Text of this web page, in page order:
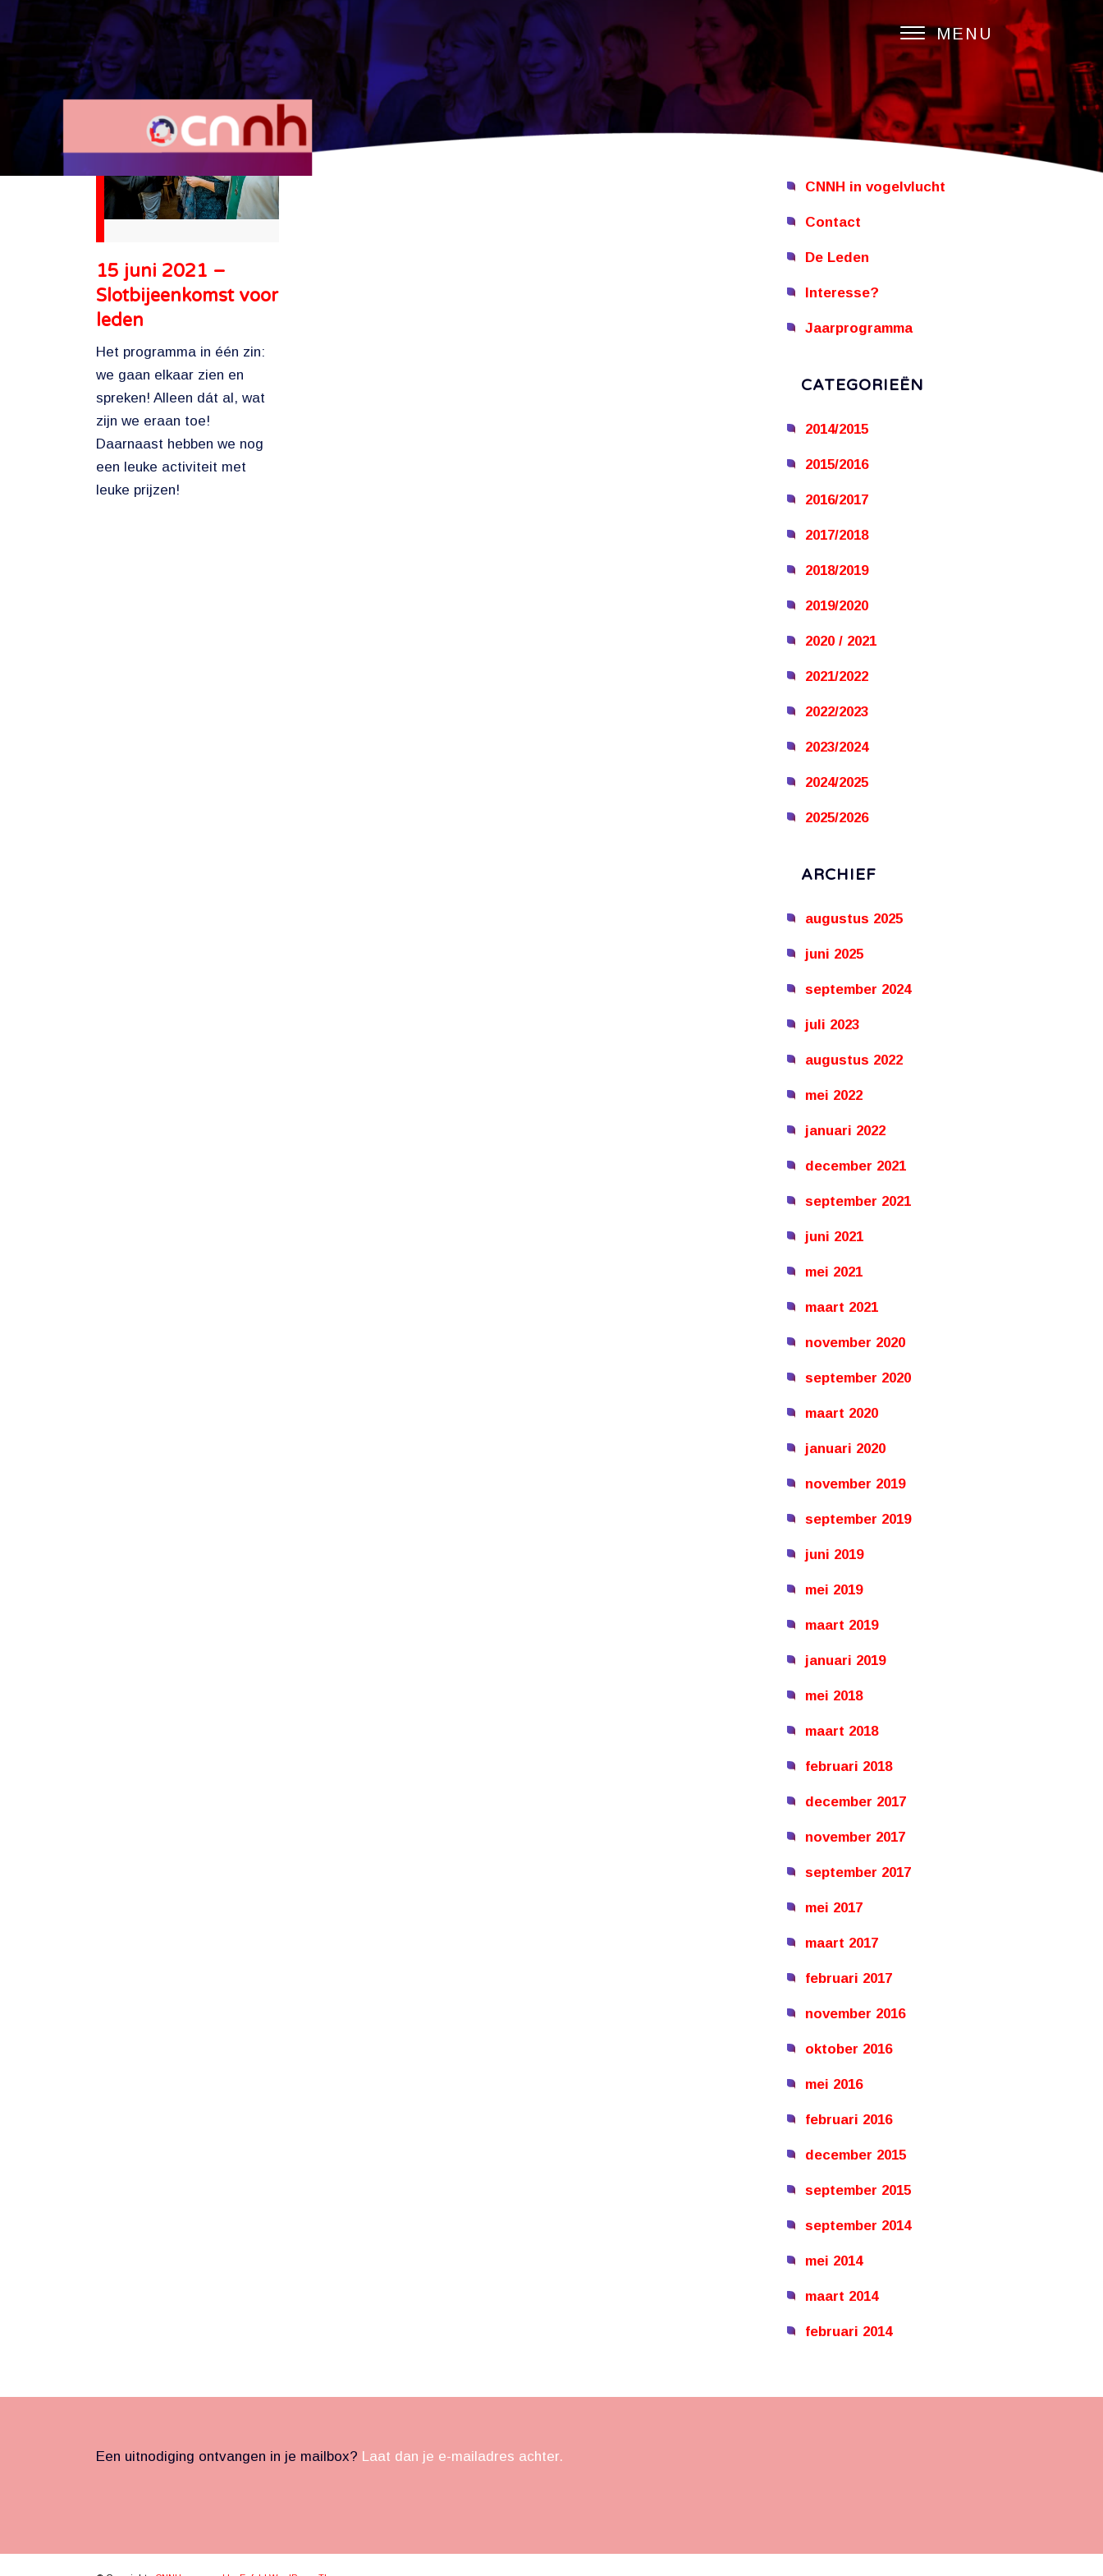
MENU
15 juni 2021 –
Slotbijeenkomst voor
leden
Het programma in één zin:
we gaan elkaar zien en
spreken! Alleen dát al, wat
zijn we eraan toe!
Daarnaast hebben we nog
een leuke activiteit met
leuke prijzen!
PAGINA’S
Archief jaarprogramma
CNNH CommunicatieNetwerk
CNNH in vogelvlucht
Contact
De Leden
Interesse?
Jaarprogramma
CATEGORIEËN
2014/2015
2015/2016
2016/2017
2017/2018
2018/2019
2019/2020
2020 / 2021
2021/2022
2022/2023
2023/2024
2024/2025
2025/2026
ARCHIEF
augustus 2025
juni 2025
september 2024
juli 2023
augustus 2022
mei 2022
januari 2022
december 2021
september 2021
juni 2021
mei 2021
maart 2021
november 2020
september 2020
maart 2020
januari 2020
november 2019
september 2019
juni 2019
mei 2019
maart 2019
januari 2019
mei 2018
maart 2018
februari 2018
december 2017
november 2017
september 2017
mei 2017
maart 2017
februari 2017
november 2016
oktober 2016
mei 2016
februari 2016
december 2015
september 2015
september 2014
mei 2014
maart 2014
februari 2014
Een uitnodiging ontvangen in je mailbox? Laat dan je e-mailadres achter.